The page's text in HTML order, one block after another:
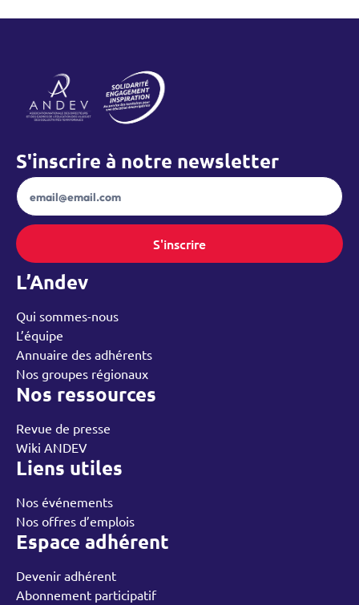
Accueil – ANDEV
S'inscrire à notre newsletter
Newsletter
S'inscrire
L’Andev
Qui sommes-nous
L’équipe
Annuaire des adhérents
Nos groupes régionaux
Nos ressources
Revue de presse
Wiki ANDEV
Liens utiles
Nos événements
Nos offres d’emplois
Espace adhérent
Devenir adhérent
Abonnement participatif